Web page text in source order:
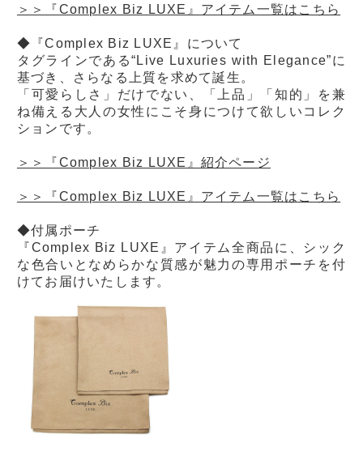
＞＞『Complex Biz LUXE』アイテム一覧はこちら
◆『Complex Biz LUXE』について
タグラインである“Live Luxuries with Elegance”に
基づき、さらなる上質を求めて誕生。
「可愛らしさ」だけでない、「上品」「知的」を兼
ね備える大人の女性にこそ身につけて欲しいコレク
ションです。
＞＞『Complex Biz LUXE』紹介ページ
＞＞『Complex Biz LUXE』アイテム一覧はこちら
◆付属ポーチ
『Complex Biz LUXE』アイテム全商品に、シック
な色合いとなめらかな質感が魅力の専用ポーチを付
けてお届けいたします。